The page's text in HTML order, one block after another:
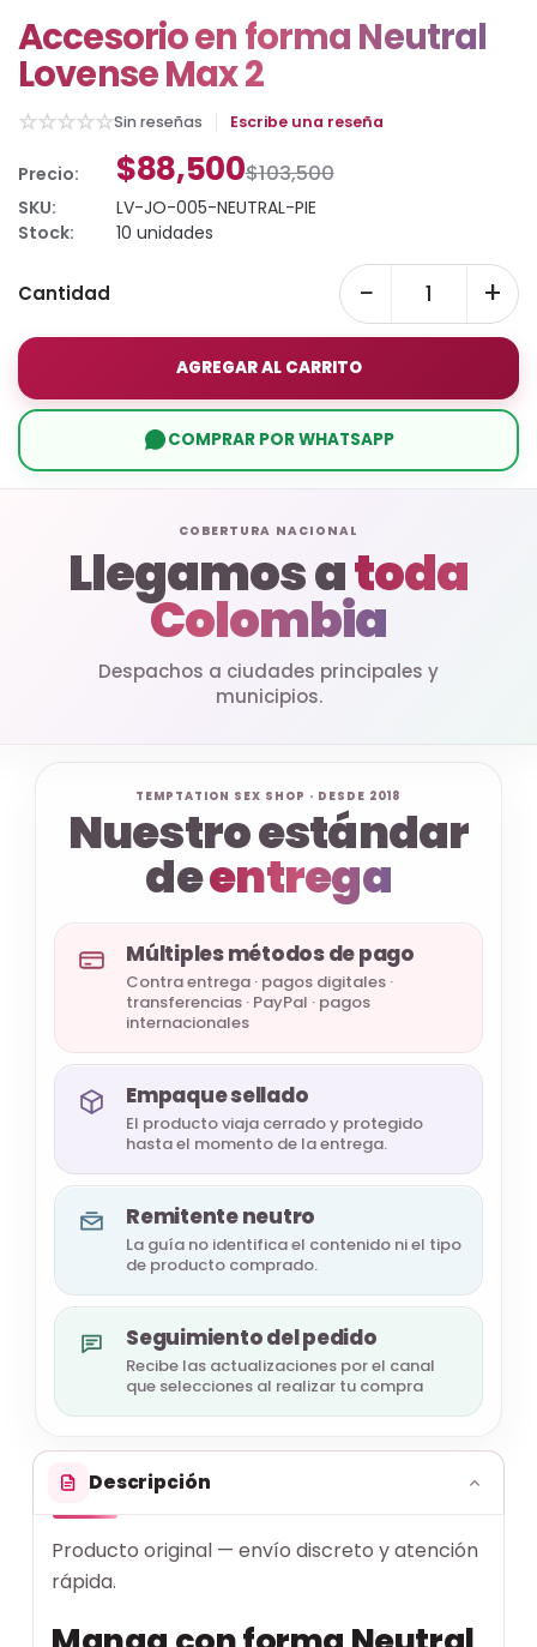
Accesorio en forma Neutral
Lovense Max 2
☆☆☆☆☆Sin reseñas Escribe una reseña
Precio: $88,500$103,500
SKU:
LV-JO-005-NEUTRAL-PIE
Stock:
10 unidades
Cantidad − +
AGREGAR AL CARRITO
COMPRAR POR WHATSAPP
COBERTURA NACIONAL
Llegamos atoda
Colombia
Despachos a ciudades principales y
municipios.
TEMPTATION SEX SHOP · DESDE 2018
Nuestro estándar
deentrega
Múltiples métodos de pago
Contra entrega · pagos digitales ·
transferencias · PayPal · pagos
internacionales
Empaque sellado
El producto viaja cerrado y protegido
hasta el momento de la entrega.
Remitente neutro
La guía no identifica el contenido ni el tipo
de producto comprado.
Seguimiento del pedido
Recibe las actualizaciones por el canal
que selecciones al realizar tu compra
Descripción
Producto original — envío discreto y atención
rápida.